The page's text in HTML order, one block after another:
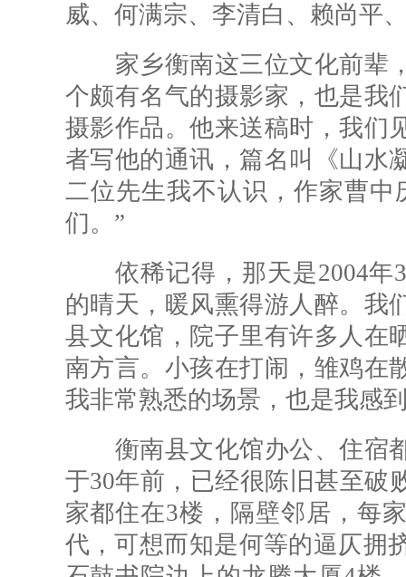
威、何满宗、李清白、赖尚平
家乡衡南这三位文化前辈
个颇有名气的摄影家，也是我
摄影作品。他来送稿时，我们
者写他的通讯，篇名叫《山水
二位先生我不认识，作家曹
们。”
依稀记得，那天是2004年3
的晴天，暖风熏得游人醉。我
县文化馆，院子里有许多人在
南方言。小孩在打闹，雏鸡在
我非常熟悉的场景，也是我感
衡南县文化馆办公、住宿
于30年前，已经很陈旧甚至破
家都住在3楼，隔壁邻居，每
代，可想而知是何等的逼仄拥